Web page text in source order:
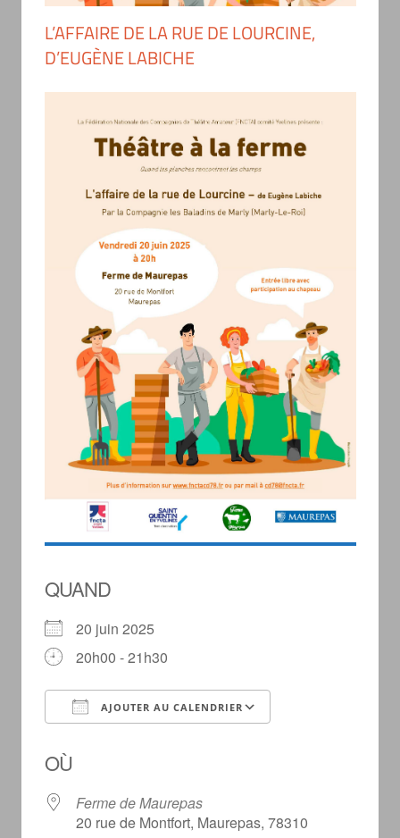
L’AFFAIRE DE LA RUE DE LOURCINE,
D’EUGÈNE LABICHE
QUAND
20 juin 2025
20h00 - 21h30
AJOUTER AU CALENDRIER
OÙ
Ferme de Maurepas
20 rue de Montfort, Maurepas, 78310